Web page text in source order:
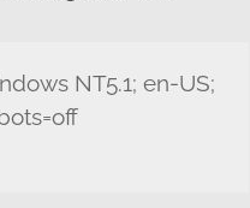
NT5.1; en-US;